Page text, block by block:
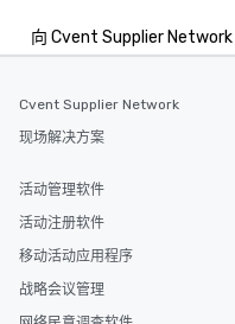
向 Cvent Supplier Network
Cvent Supplier Network
现场解决方案
活动管理软件
活动注册软件
移动活动应用程序
战略会议管理